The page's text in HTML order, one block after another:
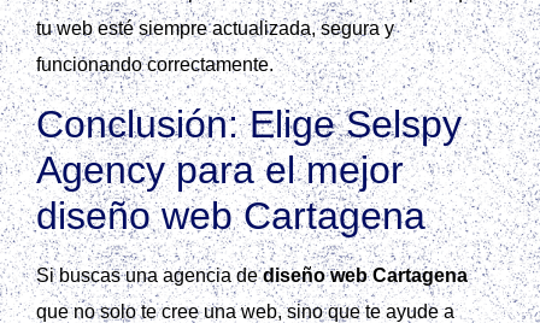
tu web esté siempre actualizada, segura y
funcionando correctamente.
Conclusión: Elige Selspy
Agency para el mejor
diseño web Cartagena
Si buscas una agencia dediseño web Cartagena
que no solo te cree una web, sino que te ayude a